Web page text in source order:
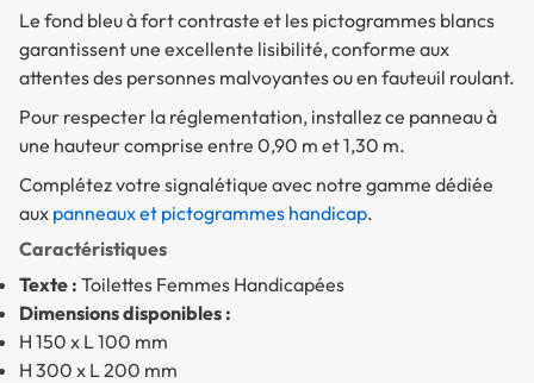
Le fond bleu à fort contraste et les pictogrammes blancs
garantissent une excellente lisibilité, conforme aux
attentes des personnes malvoyantes ou en fauteuil roulant.
Pour respecter la réglementation, installez ce panneau à
une hauteur comprise entre 0,90 m et 1,30 m.
Complétez votre signalétique avec notre gamme dédiée
aux panneaux et pictogrammes handicap.
Caractéristiques
Texte : Toilettes Femmes Handicapées
Dimensions disponibles :
H 150 x L 100 mm
H 300 x L 200 mm